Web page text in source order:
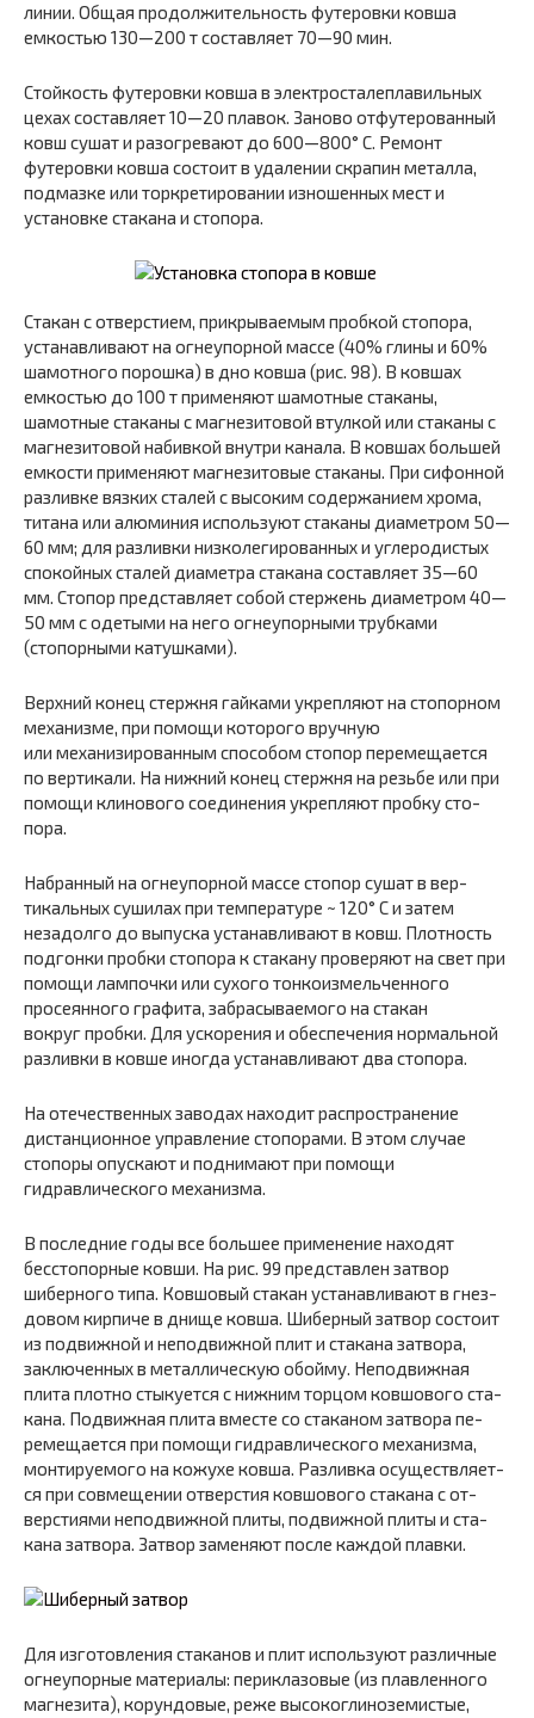
линии. Общая продолжительность футеровки ковша
емкостью 130—200 т составляет 70—90 мин.
Стойкость футеровки ковша в электросталеплавильных
цехах составляет 10—20 плавок. Заново отфутерованный
ковш сушат и разогревают до 600—800° С. Ремонт
футеровки ковша состоит в удалении скрапин металла,
подмазке или торкретировании изношенных мест и
установке стакана и стопора.
Стакан с отверстием, прикрываемым пробкой стопора,
устанавливают на огнеупорной массе (40% глины и 60%
шамотного порошка) в дно ковша (рис. 98). В ковшах
емкостью до 100 т применяют шамотные стаканы,
шамотные стаканы с магнезитовой втулкой или стаканы с
магнезитовой набивкой внутри канала. В ковшах большей
емкости применяют магнезитовые стаканы. При си­фонной
разливке вязких сталей с высоким содержани­ем хрома,
титана или алюминия используют стаканы диаметром 50—
60 мм; для разливки низколегированных и углеродистых
спокойных сталей диаметра стакана со­ставляет 35—60
мм. Стопор представляет собой стержень диаметром 40—
50 мм с одетыми на него огнеупорными трубками
(стопорными катушками).
Верхний конец стержня гайками укрепляют на сто­порном
механизме, при помощи которого вручную
или механизированным способом стопор перемещается
по вертикали. На нижний конец стержня на резьбе или при
помощи клинового соединения укрепляют пробку сто­
пора.
Набранный на огнеупорной массе стопор сушат в вер­
тикальных сушилах при температуре ~ 120° С и затем
незадолго до выпуска устанавливают в ковш. Плотность
подгонки пробки стопора к стакану проверяют на свет при
помощи лампочки или сухого тонкоизмельченного
просеянного графита, забрасываемого на стакан
вокруг пробки. Для ускорения и обеспечения нормальной
раз­ливки в ковше иногда устанавливают два стопора.
На отечественных заводах находит распространение
дистанционное управление стопорами. В этом случае
стопоры опускают и поднимают при помощи
гидравлическо­го механизма.
В последние годы все большее применение находят
бесстопорные ковши. На рис. 99 представлен затвор
шиберного типа. Ковшовый стакан устанавливают в гнез­
довом кирпиче в днище ковша. Шиберный затвор состоит
из подвижной и неподвижной плит и стакана затвора,
заключенных в металлическую обойму. Неподвижная
плита плотно стыкуется с нижним торцом ковшового ста­
кана. Подвижная плита вместе со стаканом затвора пе­
ремещается при помощи гидравлического механизма,
монтируемого на кожухе ковша. Разливка осуществляет­
ся при совмещении отверстия ковшового стакана с от­
верстиями неподвижной плиты, подвижной плиты и ста­
кана затвора. Затвор заменяют после каждой плавки.
Для изготовления стаканов и плит используют раз­личные
огнеупорные материалы: периклазовые (из плавленного
магнезита), корундовые, реже высокоглинозе­мистые,